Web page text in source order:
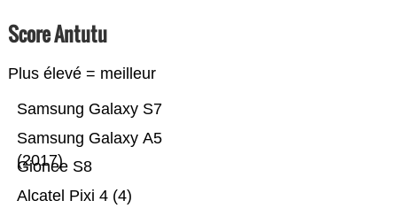
Score Antutu
Plus élevé = meilleur
Alcatel Pixi 4 (4)
Gionee S8
Samsung Galaxy A5
(2017)
Samsung Galaxy S7